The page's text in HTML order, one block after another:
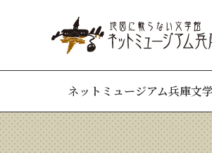
ネットミュージアム兵庫文